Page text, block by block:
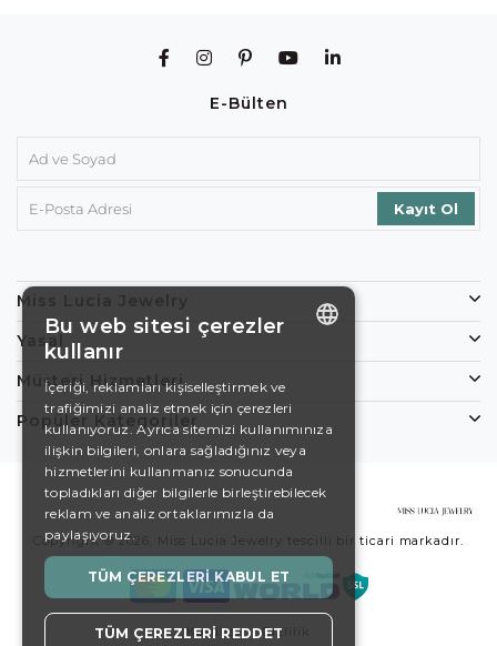
E-Bülten
Miss Lucia Jewelry
Yasal
Müşteri Hizmetleri
Popüler Kategoriler
Copyright © 2026, Miss Lucia Jewelry tescilli bir ticari markadır.
Koşullar Gizlilik
DE
EN
SWEDISH
TURKISH
Bu web sitesi çerezler
kullanır
İçeriği, reklamları kişiselleştirmek ve
trafiğimizi analiz etmek için çerezleri
kullanıyoruz. Ayrıca sitemizi kullanımınıza
ilişkin bilgileri, onlara sağladığınız veya
hizmetlerini kullanmanız sonucunda
topladıkları diğer bilgilerle birleştirebilecek
reklam ve analiz ortaklarımızla da
paylaşıyoruz.
TÜM ÇEREZLERI KABUL ET
TÜM ÇEREZLERI REDDET